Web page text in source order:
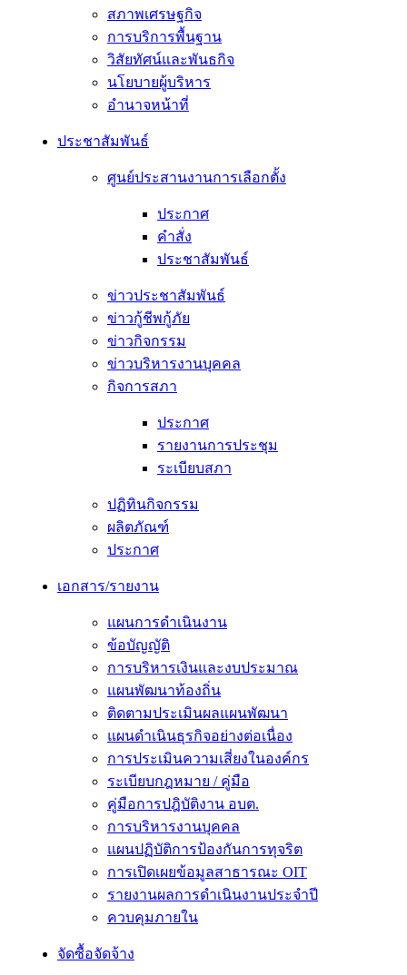
สภาพเศรษฐกิจ
การบริการพื้นฐาน
วิสัยทัศน์และพันธกิจ
นโยบายผู้บริหาร
อํานาจหน้าที่
ประชาสัมพันธ์
ศูนย์ประสานงานการเลือกตั้ง
ประกาศ
คำสั่ง
ประชาสัมพันธ์
ข่าวประชาสัมพันธ์
ข่าวกู้ชีพกู้ภัย
ข่าวกิจกรรม
ข่าวบริหารงานบุคคล
กิจการสภา
ประกาศ
รายงานการประชุม
ระเบียบสภา
ปฏิทินกิจกรรม
ผลิตภัณฑ์
ประกาศ
เอกสาร/รายงาน
แผนการดำเนินงาน
ข้อบัญญัติ
การบริหารเงินและงบประมาณ
แผนพัฒนาท้องถิ่น
ติดตามประเมินผลแผนพัฒนา
แผนดำเนินธุรกิจอย่างต่อเนื่อง
การประเมินความเสี่ยงในองค์กร
ระเบียบกฎหมาย / คู่มือ
คู่มือการปฎิบัติงาน อบต.
การบริหารงานบุคคล
แผนปฏิบัติการป้องกันการทุจริต
การเปิดเผยข้อมูลสาธารณะ OIT
รายงานผลการดำเนินงานประจำปี
ควบคุมภายใน
จัดซื้อจัดจ้าง